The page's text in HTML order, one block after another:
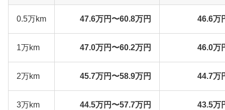
0.5万km 47.6万円〜60.8万円 46.6万
1万km 47.0万円〜60.2万円 46.0万
2万km 45.7万円〜58.9万円 44.7万
3万km 44.5万円〜57.7万円 43.5万